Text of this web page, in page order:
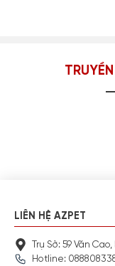
LIÊN HỆ AZPET
Trụ Sở: 59 Văn
Hotline: